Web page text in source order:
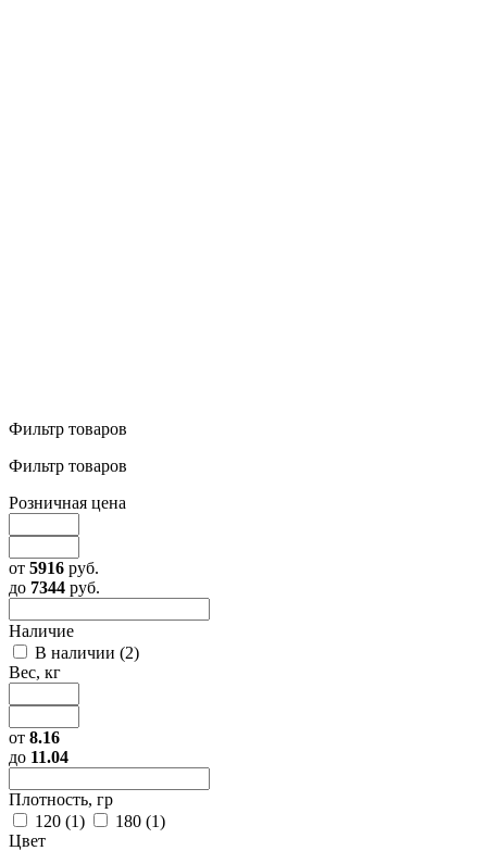
Фильтр товаров
Фильтр товаров
Розничная цена
от 5916 руб.
до 7344 руб.
Наличие
В наличии (2)
Вес, кг
от 8.16
до 11.04
Плотность, гр
120 (1) 180 (1)
Цвет